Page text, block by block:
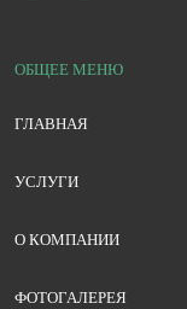
ОБЩЕЕ МЕНЮ
ГЛАВНАЯ
УСЛУГИ
О КОМПАНИИ
ФОТОГАЛЕРЕЯ